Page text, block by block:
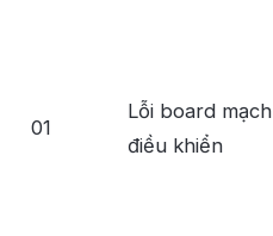
01
Lỗi board mạch
điều khiển